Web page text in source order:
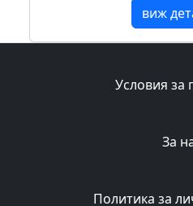
виж
Условия за
За
Политика за